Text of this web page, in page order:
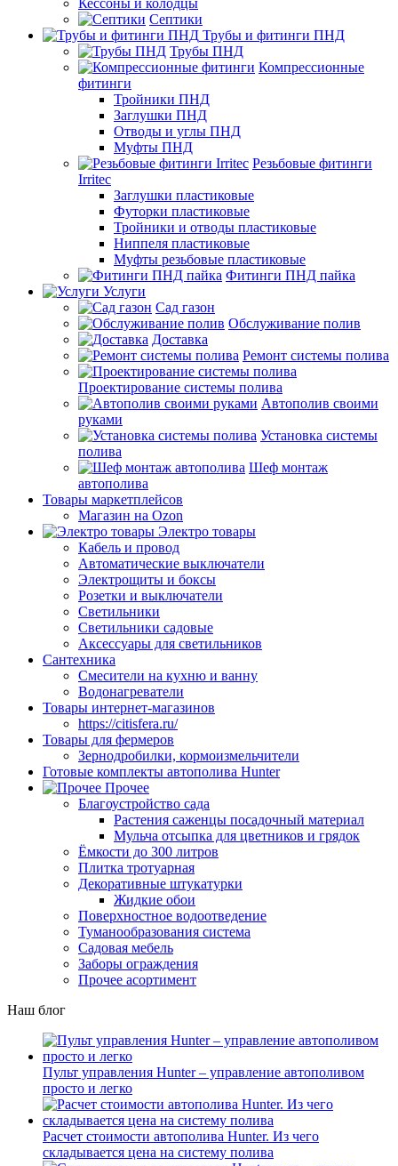
Кессоны и колодцы
Септики
Трубы и фитинги ПНД
Трубы ПНД
Компрессионные
фитинги
Тройники ПНД
Заглушки ПНД
Отводы и углы ПНД
Муфты ПНД
Резьбовые фитинги
Irritec
Заглушки пластиковые
Футорки пластиковые
Тройники и отводы пластиковые
Ниппеля пластиковые
Муфты резьбовые пластиковые
Фитинги ПНД пайка
Услуги
Сад газон
Обслуживание полив
Доставка
Ремонт системы полива
Проектирование системы полива
Автополив своими
руками
Установка системы
полива
Шеф монтаж
автополива
Товары маркетплейсов
Магазин на Ozon
Электро товары
Кабель и провод
Автоматические выключатели
Электрощиты и боксы
Розетки и выключатели
Светильники
Светильники садовые
Аксессуары для светильников
Сантехника
Смесители на кухню и ванну
Водонагреватели
Товары интернет-магазинов
https://citisfera.ru/
Товары для фермеров
Зернодробилки, кормоизмельчители
Готовые комплекты автополива Hunter
Прочее
Благоустройство сада
Растения саженцы посадочный материал
Мульча отсыпка для цветников и грядок
Ёмкости до 300 литров
Плитка тротуарная
Декоративные штукатурки
Жидкие обои
Поверхностное водоотведение
Туманообразования система
Садовая мебель
Заборы ограждения
Прочее асортимент
Наш блог
Пульт управления Hunter – управление автополивом
просто и легко
Расчет стоимости автополива Hunter. Из чего
складывается цена на систему полива